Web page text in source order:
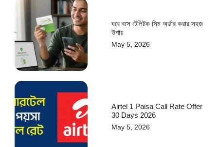
ঘরে বসে টেলিটক সিম অর্ডার করার সহজ
উপায়
May 5, 2026
Airtel 1 Paisa Call Rate Offer
30 Days 2026
May 5, 2026